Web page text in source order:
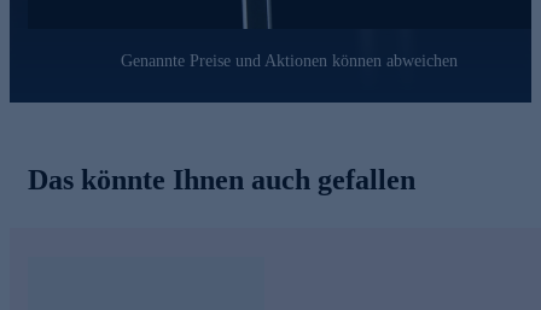
Genannte Preise und Aktionen können abweichen
Das könnte Ihnen auch gefallen